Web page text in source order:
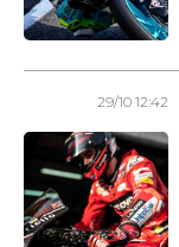
29/10 12:42